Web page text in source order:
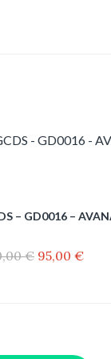
– GD0016 –
€ Il
95,00 €Il